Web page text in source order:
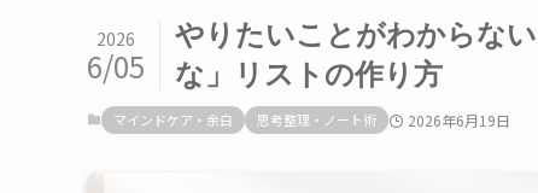
やりたいことがわからな
な」リストの作り方
2026
6/05
マインドケア・余白 思考整理・ノート術 2026年6月19日